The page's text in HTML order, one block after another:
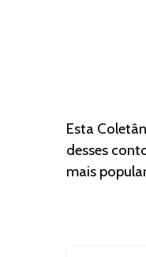
Esta
desses
mais